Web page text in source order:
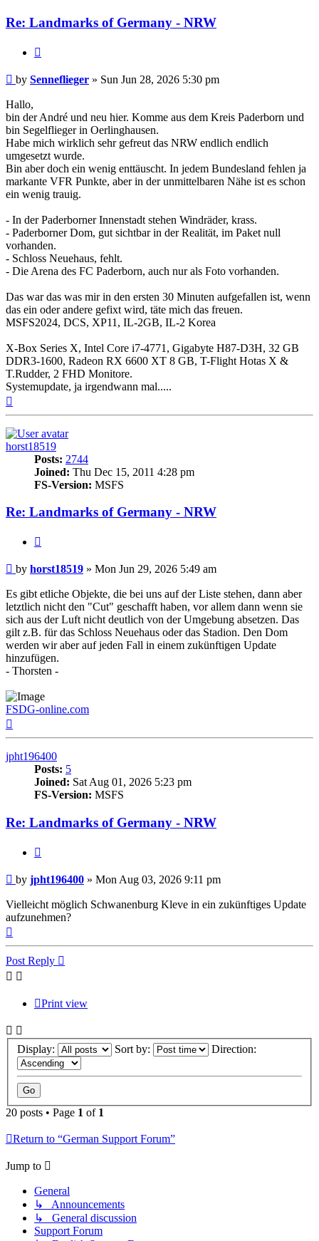
Re: Landmarks of Germany - NRW
Post
by Senneflieger » Sun Jun 28, 2026 5:30 pm
Hallo,
bin der André und neu hier. Komme aus dem Kreis Paderborn und
bin Segelflieger in Oerlinghausen.
Habe mich wirklich sehr gefreut das NRW endlich endlich
umgesetzt wurde.
Bin aber doch ein wenig enttäuscht. In jedem Bundesland fehlen ja
markante VFR Punkte, aber in der unmittelbaren Nähe ist es schon
ein wenig trauig.
- In der Paderborner Innenstadt stehen Windräder, krass.
- Paderborner Dom, gut sichtbar in der Realität, im Paket null
vorhanden.
- Schloss Neuehaus, fehlt.
- Die Arena des FC Paderborn, auch nur als Foto vorhanden.
Das war das was mir in den ersten 30 Minuten aufgefallen ist, wenn
das ein oder andere gefixt wird, täte mich das freuen.
MSFS2024, DCS, XP11, IL-2GB, IL-2 Korea
X-Box Series X, Intel Core i7-4771, Gigabyte H87-D3H, 32 GB
DDR3-1600, Radeon RX 6600 XT 8 GB, T-Flight Hotas X &
T.Rudder, 2 FHD Monitore.
Systemupdate, ja irgendwann mal.....
horst18519
Posts: 2744
Joined: Thu Dec 15, 2011 4:28 pm
FS-Version: MSFS
Re: Landmarks of Germany - NRW
Post
by horst18519 » Mon Jun 29, 2026 5:49 am
Es gibt etliche Objekte, die bei uns auf der Liste stehen, dann aber
letztlich nicht den "Cut" geschafft haben, vor allem dann wenn sie
sich aus der Luft nicht deutlich von der Umgebung absetzen. Das
gilt z.B. für das Schloss Neuehaus oder das Stadion. Den Dom
werden wir aber auf jeden Fall in einem zukünftigen Update
hinzufügen.
- Thorsten -
FSDG-online.com
jpht196400
Posts: 5
Joined: Sat Aug 01, 2026 5:23 pm
FS-Version: MSFS
Re: Landmarks of Germany - NRW
Post
by jpht196400 » Mon Aug 03, 2026 9:11 pm
Vielleicht möglich Schwanenburg Kleve in ein zukünftiges Update
aufzunehmen?
Post Reply
Print view
Display: Sort by: Direction:
20 posts • Page 1 of 1
Return to “German Support Forum”
Jump to
General
↳ Announcements
↳ General discussion
Support Forum